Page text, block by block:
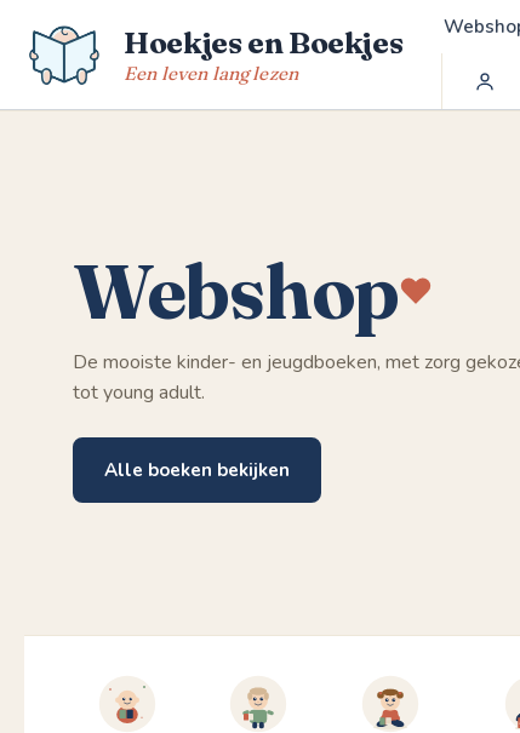
naar
inhoud
Hoekjes en Boekjes
Een leven lang lezen
Webshop
De mooiste kinder- en jeugdboeken, met zorg
tot young adult.
Alle boeken bekijken